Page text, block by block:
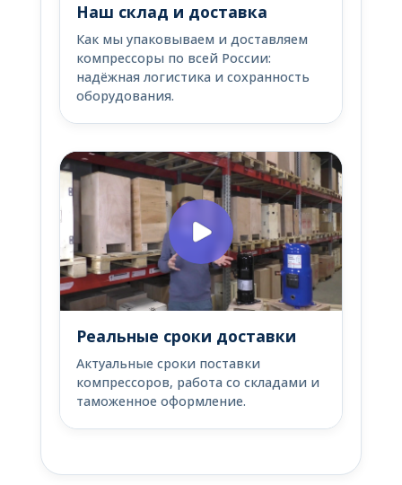
Наш склад и доставка
Как мы упаковываем и доставляем
компрессоры по всей России:
надёжная логистика и сохранность
оборудования.
Реальные сроки доставки
Актуальные сроки поставки
компрессоров, работа со складами и
таможенное оформление.